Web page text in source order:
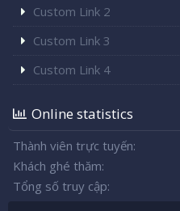
Custom Link 2
Custom Link 3
Custom Link 4
Online statistics
Thành viên trực tuyến
Khách ghé thăm
Tổng số truy cập